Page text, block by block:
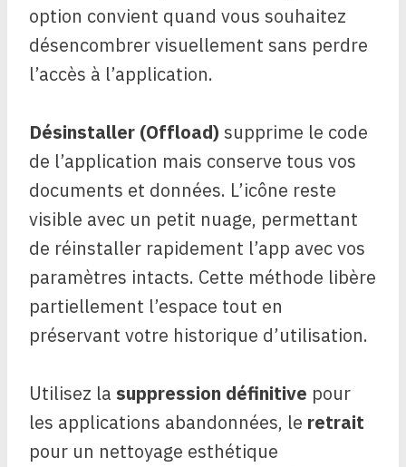
option convient quand vous souhaitez
désencombrer visuellement sans perdre
l’accès à l’application.
Désinstaller (Offload) supprime le code
de l’application mais conserve tous vos
documents et données. L’icône reste
visible avec un petit nuage, permettant
de réinstaller rapidement l’app avec vos
paramètres intacts. Cette méthode libère
partiellement l’espace tout en
préservant votre historique d’utilisation.
Utilisez la suppression définitive pour
les applications abandonnées, le retrait
pour un nettoyage esthétique